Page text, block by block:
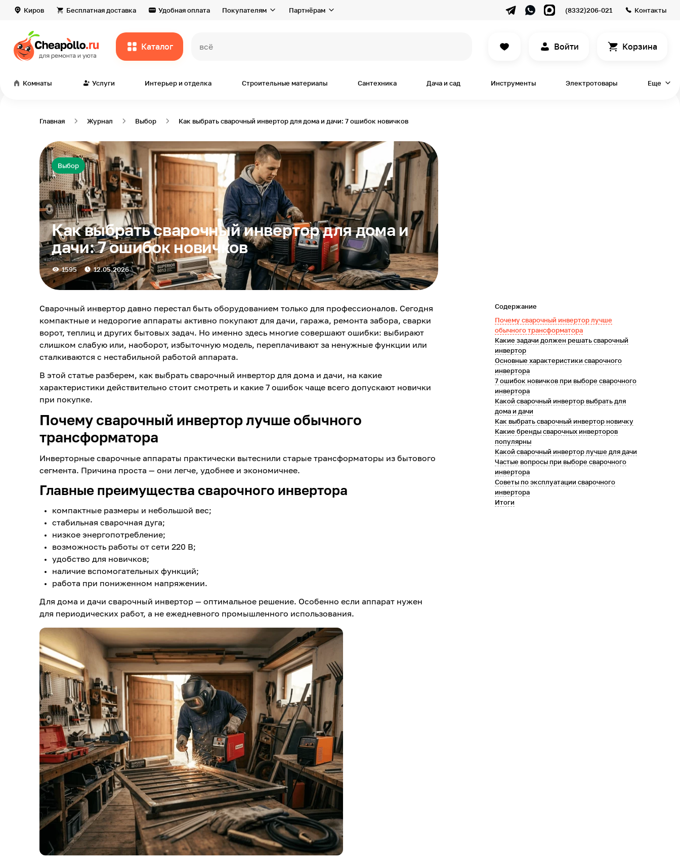
Киров Бесплатная доставка Удобная оплата Покупателям Партнёрам (8332)206-021 Контакты
Каталог всё для дома и Войти Корзина
Комнаты Услуги Интерьер и отделка Строительные материалы Сантехника Дача и сад Инструменты Электротовары Еще
Главная Журнал Выбор Как выбрать сварочный инвертор для дома и дачи: 7 ошибок новичков
Выбор
Как выбрать сварочный инвертор для дома и
дачи: 7 ошибок новичков
1595 12.05.2026
Сварочный инвертор давно перестал быть оборудованием только для профессионалов. Сегодня
компактные и недорогие аппараты активно покупают для дачи, гаража, ремонта забора, сварки
ворот, теплиц и других бытовых задач. Но именно здесь многие совершают ошибки: выбирают
слишком слабую или, наоборот, избыточную модель, переплачивают за ненужные функции или
сталкиваются с нестабильной работой аппарата.
В этой статье разберем, как выбрать сварочный инвертор для дома и дачи, на какие
характеристики действительно стоит смотреть и какие 7 ошибок чаще всего допускают новички
при покупке.
Почему сварочный инвертор лучше обычного
трансформатора
Инверторные сварочные аппараты практически вытеснили старые трансформаторы из бытового
сегмента. Причина проста — они легче, удобнее и экономичнее.
Главные преимущества сварочного инвертора
компактные размеры и небольшой вес;
стабильная сварочная дуга;
низкое энергопотребление;
возможность работы от сети 220 В;
удобство для новичков;
наличие вспомогательных функций;
работа при пониженном напряжении.
Для дома и дачи сварочный инвертор — оптимальное решение. Особенно если аппарат нужен
для периодических работ, а не ежедневного промышленного использования.
Содержание
Почему сварочный инвертор лучше
обычного трансформатора
Какие задачи должен решать сварочный
инвертор
Основные характеристики сварочного
инвертора
7 ошибок новичков при выборе сварочного
инвертора
Какой сварочный инвертор выбрать для
дома и дачи
Как выбрать сварочный инвертор новичку
Какие бренды сварочных инверторов
популярны
Какой сварочный инвертор лучше для дачи
Частые вопросы при выборе сварочного
инвертора
Советы по эксплуатации сварочного
инвертора
Итоги